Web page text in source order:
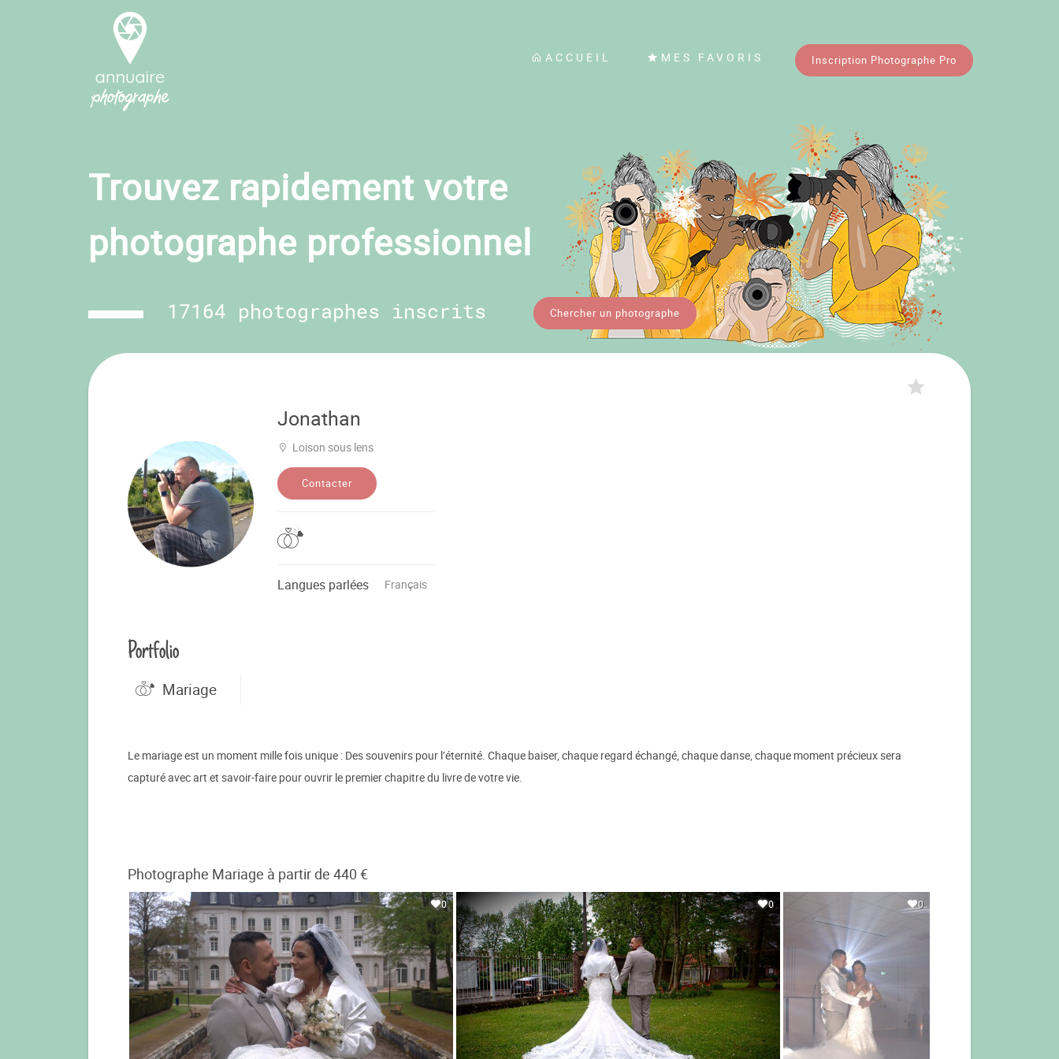
ACCUEIL MES FAVORIS Inscription Photographe Pro
Trouvez rapidement votre
photographe professionnel
17164 photographes inscrits Chercher un photographe
Jonathan
Loison sous lens
Contacter
Langues parlées Français
Portfolio
Mariage
Le mariage est un moment mille fois unique : Des souvenirs pour l’éternité. Chaque baiser, chaque regard échangé, chaque danse, chaque moment précieux sera
capturé avec art et savoir-faire pour ouvrir le premier chapitre du livre de votre vie.
Photographe Mariage à partir de 440 €
0 0 0